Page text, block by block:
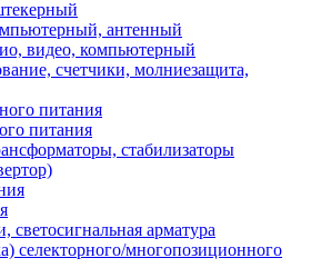
антенный
видео, компьютерный
счетчики, молниезащита,
питания
питания
стабилизаторы
светосигнальная арматура
селекторного/многопозиционного